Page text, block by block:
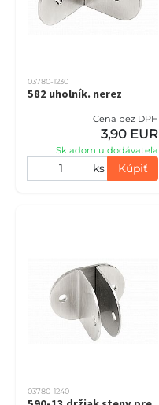
03780-1230
582 uholník. nerez
Cena bez DPH
3,90 EUR
Skladom u dodávateľa
ks Kúpiť
03780-1240